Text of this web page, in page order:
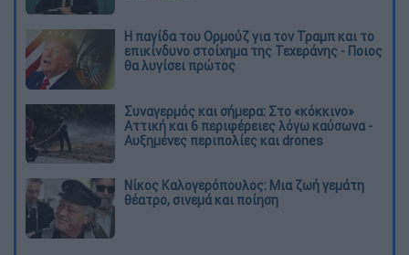
Η παγίδα του Ορμούζ για τον Τραμπ και το
επικίνδυνο στοίχημα της Τεχεράνης - Ποιος
θα λυγίσει πρώτος
Συναγερμός και σήμερα: Στο «κόκκινο»
Αττική και 6 περιφέρειες λόγω καύσωνα -
Αυξημένες περιπολίες και drones
Νίκος Καλογερόπουλος: Μια ζωή γεμάτη
θέατρο, σινεμά και ποίηση